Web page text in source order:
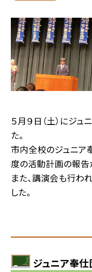
５月９日（土）にジ
た。
市内全校のジュニア
度の活動計画の報告
また、講演会も行わ
した。
ジュニア奉仕